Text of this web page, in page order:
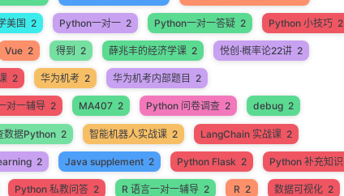
美国 2 Python一对一 2 Python一对一答疑 2 Python 小技巧 2
Vue 2 得到 2 薛兆丰的经济学课 2 悦创·概率论22讲 2
2 华为机考 2 华为机考内部题目 2
对一辅导 2 MA407 2 Python 问卷调查 2 debug 2
数据Python 2 智能机器人实战课 2 LangChain 实战课 2
2 Java supplement 2 Python Flask 2 Python 补充知识
Python 私教问答 2 R 语言一对一辅导 2 R 2 数据可视化 2